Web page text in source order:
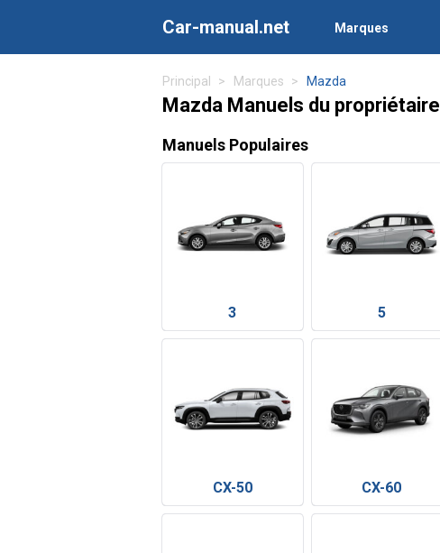
Car-manual.net Marques
Principal Marques Mazda
Mazda Manuels du propriétaire
Manuels Populaires
3 5
CX-50 CX-60